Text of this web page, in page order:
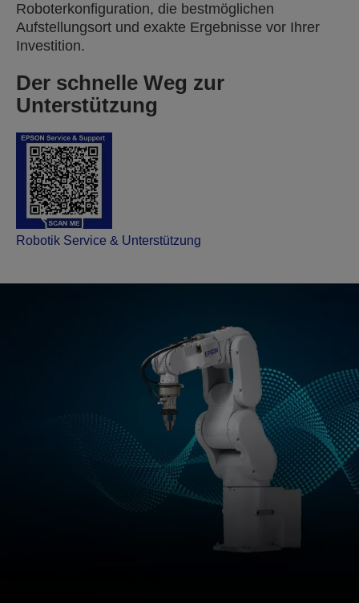
Roboterkonfiguration, die bestmöglichen
Aufstellungsort und exakte Ergebnisse vor Ihrer
Investition.
Der schnelle Weg zur
Unterstützung
Robotik Service & Unterstützung